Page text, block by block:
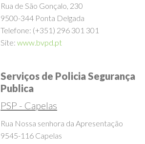
Rua de São Gonçalo, 230
9500-344 Ponta Delgada
Telefone: (+351) 296 301 301
Serviços de Policia Segurança
Publica
PSP - Capelas
Rua Nossa senhora da Apresentação